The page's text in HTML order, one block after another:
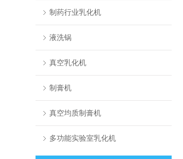
制药行业乳化机
液洗锅
真空乳化机
制膏机
真空均质制膏机
多功能实验室乳化机